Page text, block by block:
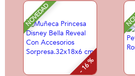
NOVEDAD
- 16 %